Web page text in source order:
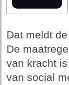
Dat meldt de
De
van kracht
van social